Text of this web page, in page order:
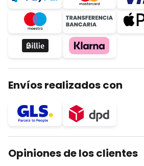
Envíos realizados con
Opiniones de los clientes